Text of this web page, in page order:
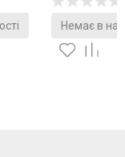
Немає в